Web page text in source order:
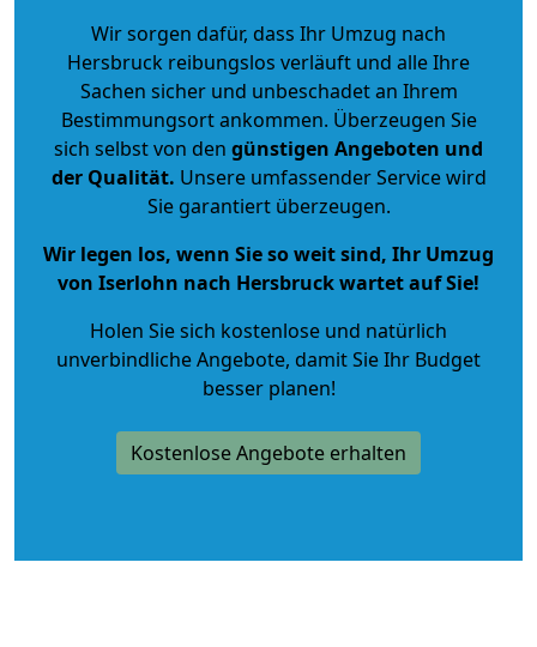
Wir sorgen dafür, dass Ihr Umzug nach
Hersbruck reibungslos verläuft und alle Ihre
Sachen sicher und unbeschadet an Ihrem
Bestimmungsort ankommen. Überzeugen Sie
sich selbst von den günstigen Angeboten und
der Qualität. Unsere umfassender Service wird
Sie garantiert überzeugen.
Wir legen los, wenn Sie so weit sind, Ihr Umzug
von Iserlohn nach Hersbruck wartet auf Sie!
Holen Sie sich kostenlose und natürlich
unverbindliche Angebote, damit Sie Ihr Budget
besser planen!
Kostenlose Angebote erhalten